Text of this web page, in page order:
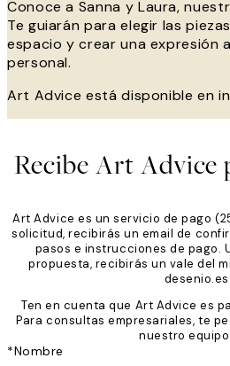
Conoce a Sanna y Laura,
Te guiarán para elegir las
espacio y crear una expresión
personal.
Art Advice está disponible en
Recibe Art Advice
Art Advice es un servicio de pago
solicitud, recibirás un email de
pasos e instrucciones de pago.
propuesta, recibirás un vale del
desenio.es.
Ten en cuenta que Art Advice es
Para consultas empresariales, te
nuestro equipo
*Nombre